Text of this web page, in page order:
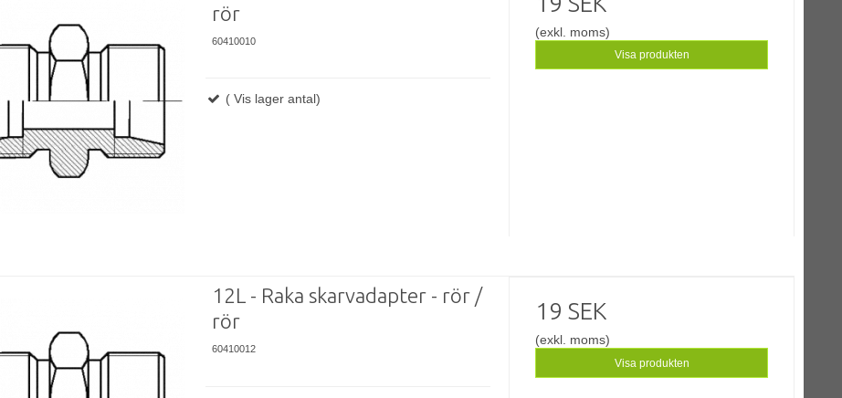
rör
60410010
( Vis lager antal)
(exkl. moms)
Visa produkten
12L - Raka skarvadapter - rör /
rör
60410012
19 SEK
(exkl. moms)
Visa produkten